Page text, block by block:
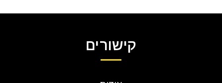
קישורים